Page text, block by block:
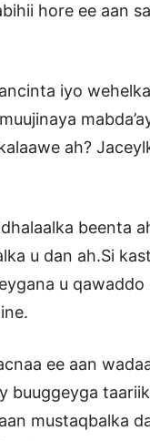
hore ee aan
iyo
ah?
beenta
u dan ah.Si
u
ee aan
buuggeyga
mustaqbalka